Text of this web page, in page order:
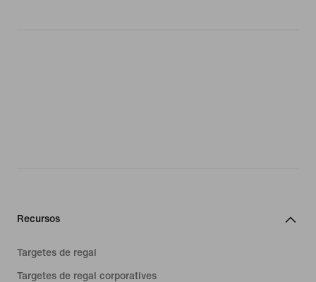
Recursos
Targetes de regal
Targetes de regal corporatives